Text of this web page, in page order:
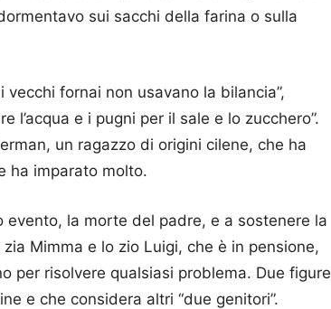
sui sacchi della farina o sulla
fornai non usavano la bilancia”,
l’acqua e i pugni per il sale e lo zucchero”.
un ragazzo di origini cilene, che ha
ha imparato molto.
la morte del padre, e a sostenere la
Mimma e lo zio Luigi, che è in pensione,
per risolvere qualsiasi problema. Due figure
e che considera altri “due genitori”.